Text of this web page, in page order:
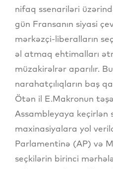
nifaq ssenariləri
gün Fransanın siyasi
mərkəzçi-liberalların
əl atmaq ehtimalları
müzakirəlrər aparılır.
narahatçılıqların baş
Ötən il E.Makronun
Assambleyaya keçirlən
maxinasiyalara yol
Parlamentinə (AP) və
seçkilərin birinci